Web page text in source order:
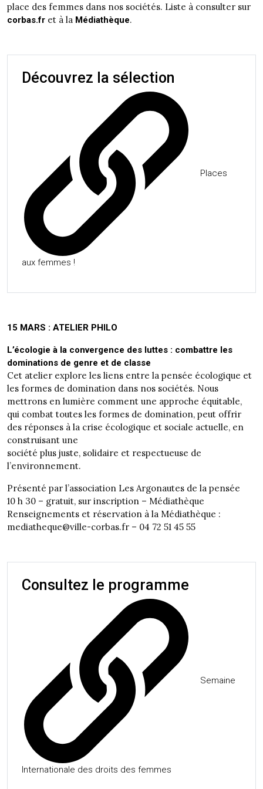
place des femmes dans nos sociétés. Liste à consulter sur
corbas.fr et à la Médiathèque.
Découvrez la sélection
Places
aux femmes !
15 MARS : ATELIER PHILO
L’écologie à la convergence des luttes : combattre les
dominations de genre et de classe
Cet atelier explore les liens entre la pensée écologique et
les formes de domination dans nos sociétés. Nous
mettrons en lumière comment une approche équitable,
qui combat toutes les formes de domination, peut offrir
des réponses à la crise écologique et sociale actuelle, en
construisant une
société plus juste, solidaire et respectueuse de
l’environnement.
Présenté par l’association Les Argonautes de la pensée
10 h 30 – gratuit, sur inscription – Médiathèque
Renseignements et réservation à la Médiathèque :
mediatheque@ville-corbas.fr – 04 72 51 45 55
Consultez le programme
Semaine
Internationale des droits des femmes